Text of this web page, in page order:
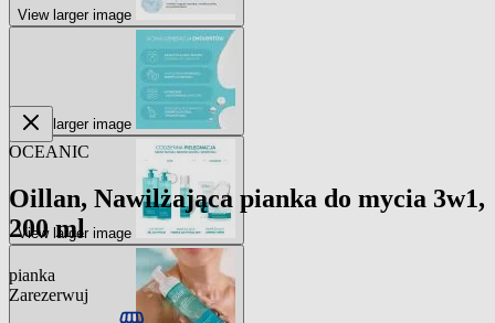
View larger image
View larger image
View larger image
OCEANIC
Oillan, Nawilżająca pianka do mycia 3w1,
200 ml
pianka
Zarezerwuj